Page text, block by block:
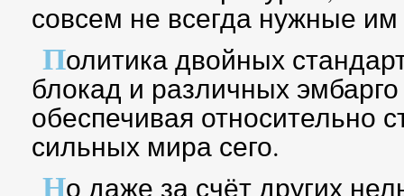
совсем не всегда нужные
Политика двойных
блокад и различных
обеспечивая относительно
сильных мира сего.
Но даже за счёт других